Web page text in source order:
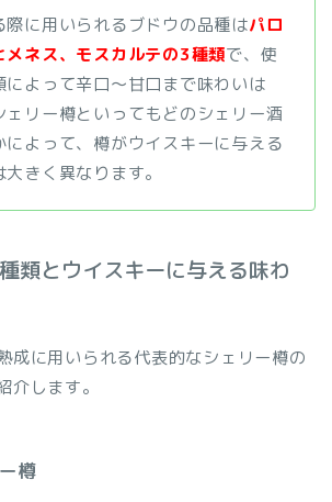
際に用いられるブドウの品種はパロ
メネス、モスカルテの3種類で、使
によって辛口〜甘口まで味わいは
ェリー樽といってもどのシェリー酒
によって、樽がウイスキーに与える
きく異なります。
類とウイスキーに与える味わ
成に用いられる代表的なシェリー樽の
介します。
樽